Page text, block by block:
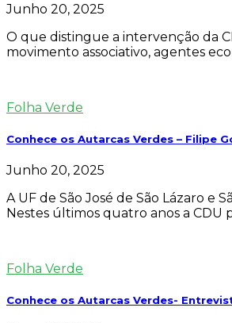
Junho 20, 2025
O que distingue a intervenção da
movimento associativo, agentes
Folha Verde
Conhece os Autarcas Verdes – Filipe
Junho 20, 2025
A UF de São José de São Lázaro e
Nestes últimos quatro anos a
Folha Verde
Conhece os Autarcas Verdes-